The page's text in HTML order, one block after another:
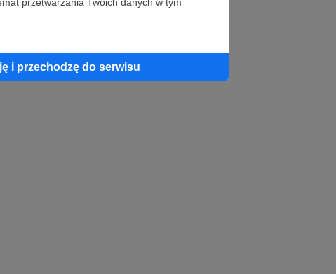
i przechodzę do serwisu